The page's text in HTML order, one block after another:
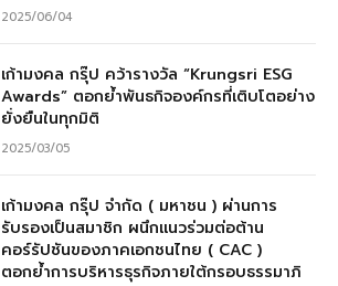
2025/06/04
เก้ามงคล กรุ๊ป คว้ารางวัล “Krungsri ESG
Awards” ตอกย้ำพันธกิจองค์กรที่เติบโตอย่าง
ยั่งยืนในทุกมิติ
2025/03/05
เก้ามงคล กรุ๊ป จำกัด ( มหาชน ) ผ่านการ
รับรองเป็นสมาชิก ผนึกแนวร่วมต่อต้าน
คอร์รัปชันของภาคเอกชนไทย ( CAC )
ตอกย้ำการบริหารธุรกิจภายใต้กรอบธรรมาภิ